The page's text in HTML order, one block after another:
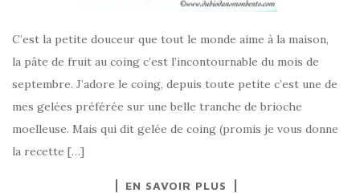
C’est la petite douceur que tout le monde aime à la maison,
la pâte de fruit au coing c’est l’incontournable du mois de
septembre. J’adore le coing, depuis toute petite c’est une de
mes gelées préférée sur une belle tranche de brioche
moelleuse. Mais qui dit gelée de coing (promis je vous donne
la recette […]
EN SAVOIR PLUS